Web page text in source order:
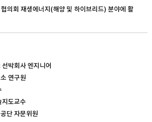
의회 재생에너지(해양 및 하이브리드) 분야에 활
박회사 엔지니어
연구원
도교수
단 자문위원